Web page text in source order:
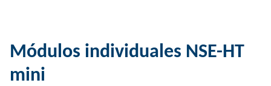
Módulos individuales NSE-HT
mini